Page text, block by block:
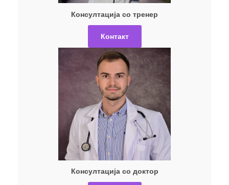
Консултација со тренер
Контакт
Консултација со доктор